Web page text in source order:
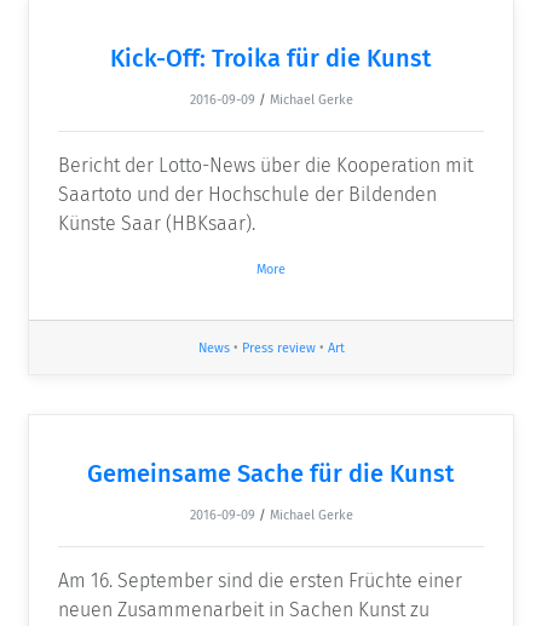
Kick-Off: Troika für die Kunst
2016-09-09 / Michael Gerke
Bericht der Lotto-News über die Kooperation mit
Saartoto und der Hochschule der Bildenden
Künste Saar (HBKsaar).
More
News• Press review• Art
Gemeinsame Sache für die Kunst
2016-09-09 / Michael Gerke
Am 16. September sind die ersten Früchte einer
neuen Zusammenarbeit in Sachen Kunst zu